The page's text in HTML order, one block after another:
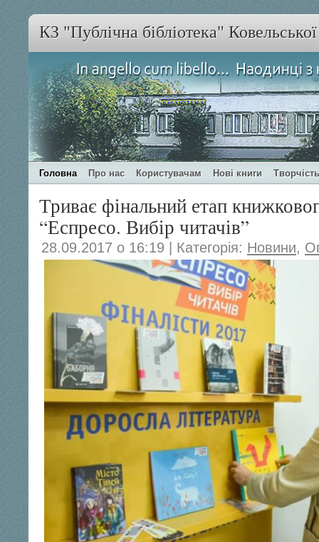
КЗ "Публічна бібліотека"
Головна Про нас Користувачам Нові книги
Триває фінальний етап
“Еспресо. Вибір читачів”
28.09.2017 о 16:19 | Категорія: Новини,